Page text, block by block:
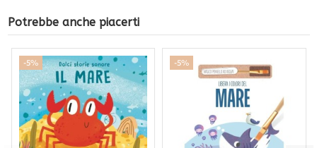
Potrebbe anche piacerti
-5% -5%